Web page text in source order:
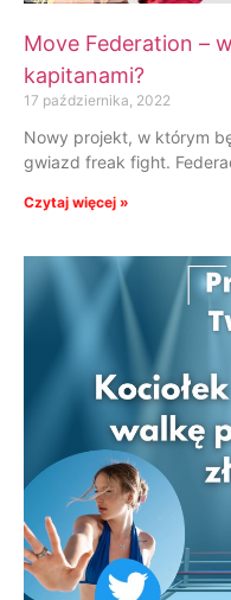
Move Federation –
kapitanami?
17 października, 2022
Nowy projekt, w którym
gwiazd freak fight.
Czytaj więcej »